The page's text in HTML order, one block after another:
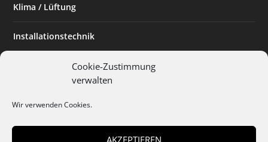
Cookie-Zustimmung
verwalten
Wir verwenden Cookies.
AKZEPTIEREN
Klima / Lüftung
Installationstechnik
Planen & Bauen
Installateur des Monats